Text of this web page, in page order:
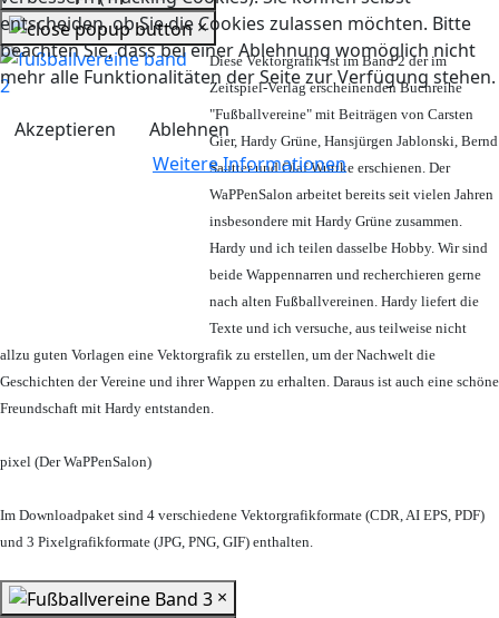
entscheiden, ob Sie die Cookies zulassen möchten. Bitte
beachten Sie, dass bei einer Ablehnung womöglich nicht
mehr alle Funktionalitäten der Seite zur Verfügung stehen.
Akzeptieren
Ablehnen
Weitere Informationen
×
Diese Vektorgrafik ist im Band 2 der im
Zeitspiel-Verlag erscheinenden Buchreihe
"Fußballvereine" mit Beiträgen von Carsten
Gier, Hardy Grüne, Hansjürgen Jablonski, Bernd
Sautter und Olaf Wuttke erschienen. Der
WaPPenSalon arbeitet bereits seit vielen Jahren
insbesondere mit Hardy Grüne zusammen.
Hardy und ich teilen dasselbe Hobby. Wir sind
beide Wappennarren und recherchieren gerne
nach alten Fußballvereinen. Hardy liefert die
Texte und ich versuche, aus teilweise nicht
allzu guten Vorlagen eine Vektorgrafik zu erstellen, um der Nachwelt die
Geschichten der Vereine und ihrer Wappen zu erhalten. Daraus ist auch eine schöne
Freundschaft mit Hardy entstanden.
pixel (Der WaPPenSalon)
Im Downloadpaket sind 4 verschiedene Vektorgrafikformate (CDR, AI EPS, PDF)
und 3 Pixelgrafikformate (JPG, PNG, GIF) enthalten.
×